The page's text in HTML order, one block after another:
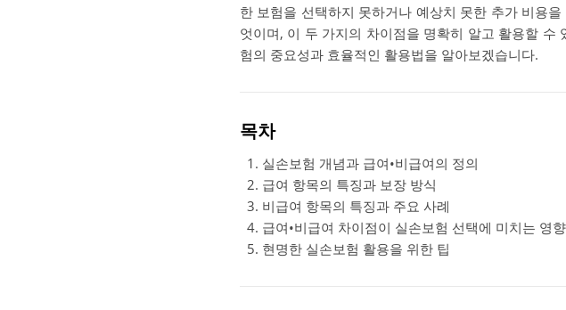
한 보험을 선택하지 못하거나 예상치 못한 추가 비용
엇이며, 이 두 가지의 차이점을 명확히 알고 활용할 수
험의 중요성과 효율적인 활용법을 알아보겠습니다.
목차
실손보험 개념과 급여•비급여의 정의
급여 항목의 특징과 보장 방식
비급여 항목의 특징과 주요 사례
급여•비급여 차이점이 실손보험 선택에 미치는 영향
현명한 실손보험 활용을 위한 팁